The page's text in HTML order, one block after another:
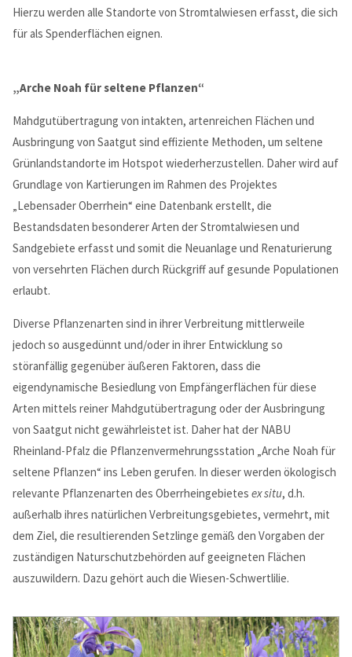
Hierzu werden alle Standorte von Stromtalwiesen erfasst, die sich
für als Spenderflächen eignen.
„Arche Noah für seltene Pflanzen“
Mahdgutübertragung von intakten, artenreichen Flächen und
Ausbringung von Saatgut sind effiziente Methoden, um seltene
Grünlandstandorte im Hotspot wiederherzustellen. Daher wird auf
Grundlage von Kartierungen im Rahmen des Projektes
„Lebensader Oberrhein“ eine Datenbank erstellt, die
Bestandsdaten besonderer Arten der Stromtalwiesen und
Sandgebiete erfasst und somit die Neuanlage und Renaturierung
von versehrten Flächen durch Rückgriff auf gesunde Populationen
erlaubt.
Diverse Pflanzenarten sind in ihrer Verbreitung mittlerweile
jedoch so ausgedünnt und/oder in ihrer Entwicklung so
störanfällig gegenüber äußeren Faktoren, dass die
eigendynamische Besiedlung von Empfängerflächen für diese
Arten mittels reiner Mahdgutübertragung oder der Ausbringung
von Saatgut nicht gewährleistet ist. Daher hat der NABU
Rheinland-Pfalz die Pflanzenvermehrungsstation „Arche Noah für
seltene Pflanzen“ ins Leben gerufen. In dieser werden ökologisch
relevante Pflanzenarten des Oberrheingebietes ex situ, d.h.
außerhalb ihres natürlichen Verbreitungsgebietes, vermehrt, mit
dem Ziel, die resultierenden Setzlinge gemäß den Vorgaben der
zuständigen Naturschutzbehörden auf geeigneten Flächen
auszuwildern. Dazu gehört auch die Wiesen-Schwertlilie.
Lorem ipsum dolor sit amet, consectetuer adipiscing elit.
Aenean commodo ligula eget dolor.
Kontaktdaten
für Rheinland-Pfalz + Hessen
NABU-Naturschutzzentrum Rheinauen
RobertEgeling
An den Rheinwiesen 5
55411Bingen
+49 6721 14367
info@Lebensader-Oberrhein.de
http://www.lebensader-oberrhein.de
Kontaktformular
Your Name*
Message*